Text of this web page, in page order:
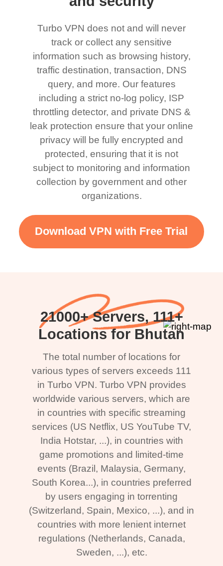
Turbo VPN does not and will never
track or collect any sensitive
information such as browsing history,
traffic destination, transaction, DNS
query, and more. Our features
including a strict no-log policy, ISP
throttling detector, and private DNS &
leak protection ensure that your online
privacy will be fully encrypted and
protected, ensuring that it is not
subject to monitoring and information
collection by government and other
organizations.
Download VPN with Free Trial
21000+ Servers, 111+
Locations for Bhutan
The total number of locations for
various types of servers exceeds 111
in Turbo VPN. Turbo VPN provides
worldwide various servers, which are
in countries with specific streaming
services (US Netflix, US YouTube TV,
India Hotstar, ...), in countries with
game promotions and limited-time
events (Brazil, Malaysia, Germany,
South Korea...), in countries preferred
by users engaging in torrenting
(Switzerland, Spain, Mexico, ...), and in
countries with more lenient internet
regulations (Netherlands, Canada,
Sweden, ...), etc.